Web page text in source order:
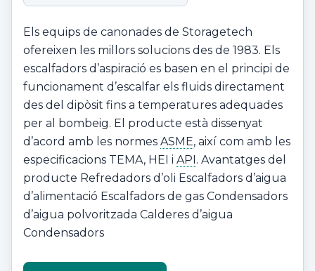
Els equips de canonades de Storagetech
ofereixen les millors solucions des de 1983. Els
escalfadors d’aspiració es basen en el principi de
funcionament d’escalfar els fluids directament
des del dipòsit fins a temperatures adequades
per al bombeig. El producte està dissenyat
d’acord amb les normes ASME, així com amb les
especificacions TEMA, HEI i API . Avantatges del
producte Refredadors d’oli Escalfadors d’aigua
d’alimentació Escalfadors de gas Condensadors
d’aigua polvoritzada Calderes d’aigua
Condensadors